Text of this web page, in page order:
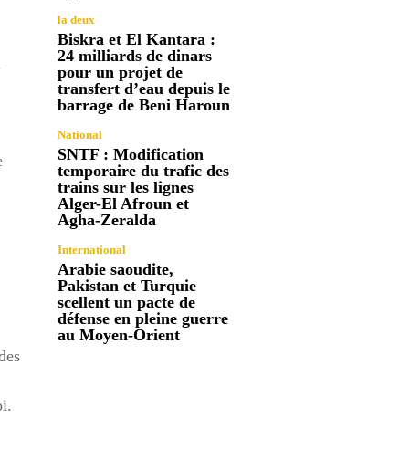
la deux
Biskra et El Kantara :
24 milliards de dinars
pour un projet de
transfert d’eau depuis le
barrage de Beni Haroun
National
SNTF : Modification
temporaire du trafic des
trains sur les lignes
Alger-El Afroun et
Agha-Zeralda
International
Arabie saoudite,
Pakistan et Turquie
scellent un pacte de
défense en pleine guerre
au Moyen-Orient